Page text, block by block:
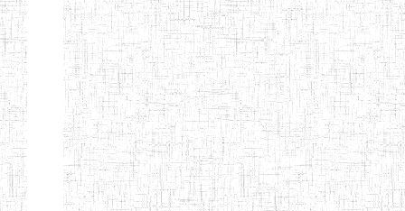
TRAINING
COLLEGE
ITCIG SENTTI 14/02/2007 ENIEG
CAMEROON
INCLUSIVE
SPECIAL
27/08/2015 ENIEG